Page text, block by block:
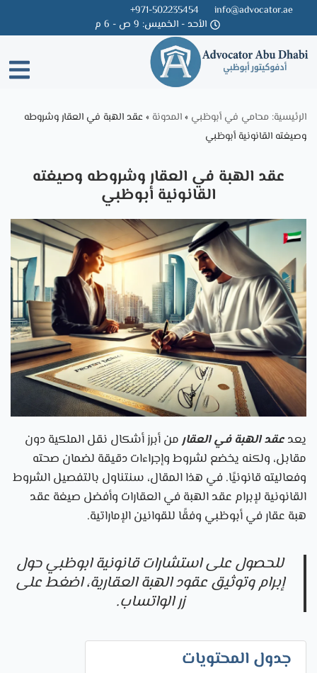
Skip
to
content
info@advocator.ae
971-502235454+
الأحد - الخميس: 9 ص - 6 م
الرئيسية: محامي في أبوظبي »المدونة »عقد الهبة في العقار وشروطه
وصيغته القانونية أبوظبي
عقد الهبة في العقار وشروطه وصيغته
القانونية أبوظبي
يعدعقد الهبة في العقارمن أبرز أشكال نقل الملكية دون
مقابل، ولكنه يخضع لشروط وإجراءات دقيقة لضمان صحته
وفعاليته قانونيًا. في هذا المقال، سنتناول بالتفصيل الشروط
القانونية لإبرام عقد الهبة في العقارات وأفضل صيغة عقد
هبة عقار في أبوظبي وفقًا للقوانين الإماراتية.
للحصول علىاستشارات قانونية ابوظبيحول
إبرام وتوثيق عقود الهبة العقارية، اضغط على
زر الواتساب.
جدول المحتويات